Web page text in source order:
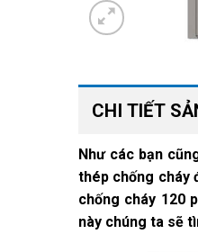
CHI TIẾT
Như các bạn
thép chống cháy
chống cháy 120
này chúng ta sẽ